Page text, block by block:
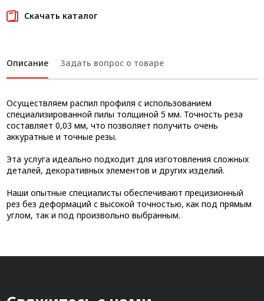
Скачать каталог
Описание Задать вопрос о товаре
Осуществляем распил профиля с использованием
специализированной пилы толщиной 5 мм. Точность реза
составляет 0,03 мм, что позволяет получить очень
аккуратные и точные резы.
Эта услуга идеально подходит для изготовления сложных
деталей, декоративных элементов и других изделий.
Наши опытные специалисты обеспечивают прецизионный
рез без деформаций с высокой точностью, как под прямым
углом, так и под произвольно выбранным.